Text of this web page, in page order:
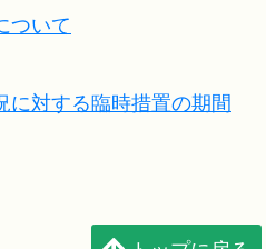
ついて
に対する臨時措置の期間